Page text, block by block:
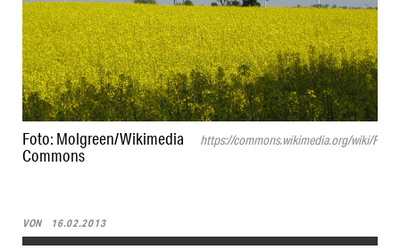
Foto: Molgreen/​Wikimedia
Commons
https://commons.wikimedia.org/wiki/
VON 16.02.2013